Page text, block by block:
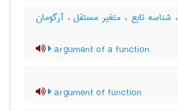
شناسه تابع ، متغیر مستقل ، آرگومان
argument of a function
argument of function